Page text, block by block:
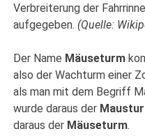
Verbreiterung der
aufgegeben. (Quelle:
Der Name Mäuseturm
also der Wachturm einer
als man mit dem Begriff
wurde daraus der
daraus der Mäuseturm.